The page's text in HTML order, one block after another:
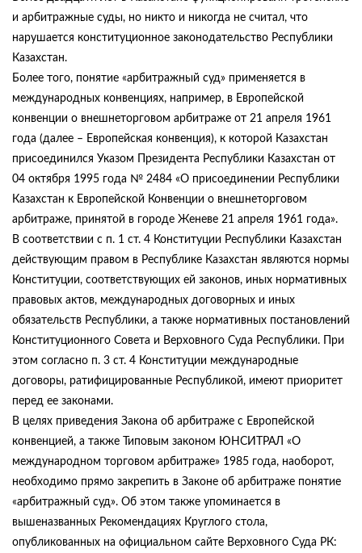
и арбитражные суды, но никто и никогда не считал, что
нарушается конституционное законодательство Республики
Казахстан.
Более того, понятие «арбитражный суд» применяется в
международных конвенциях, например, в Европейской
конвенции о внешнеторговом арбитраже от 21 апреля 1961
года (далее – Европейская конвенция), к которой Казахстан
присоединился Указом Президента Республики Казахстан от
04 октября 1995 года № 2484 «О присоединении Республики
Казахстан к Европейской Конвенции о внешнеторговом
арбитраже, принятой в городе Женеве 21 апреля 1961 года».
В соответствии с п. 1 ст. 4 Конституции Республики Казахстан
действующим правом в Республике Казахстан являются нормы
Конституции, соответствующих ей законов, иных нормативных
правовых актов, международных договорных и иных
обязательств Республики, а также нормативных постановлений
Конституционного Совета и Верховного Суда Республики. При
этом согласно п. 3 ст. 4 Конституции международные
договоры, ратифицированные Республикой, имеют приоритет
перед ее законами.
В целях приведения Закона об арбитраже с Европейской
конвенцией, а также Типовым законом ЮНСИТРАЛ «О
международном торговом арбитраже» 1985 года, наоборот,
необходимо прямо закрепить в Законе об арбитраже понятие
«арбитражный суд». Об этом также упоминается в
вышеназванных Рекомендациях Круглого стола,
опубликованных на официальном сайте Верховного Суда РК: